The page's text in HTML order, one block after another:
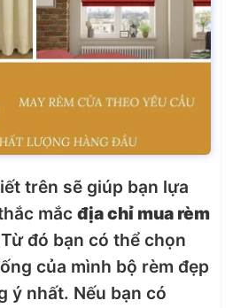
trên sẽ giúp bạn lựa
mắc địa chỉ mua rèm
đó bạn có thể chọn
của mình bộ rèm đẹp
ý nhất. Nếu bạn có